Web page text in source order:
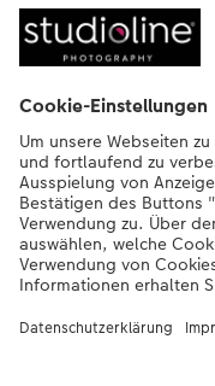
Nachhaltigkeit bei CEWE
Mein Fotoservice
Informationen
Sortiment